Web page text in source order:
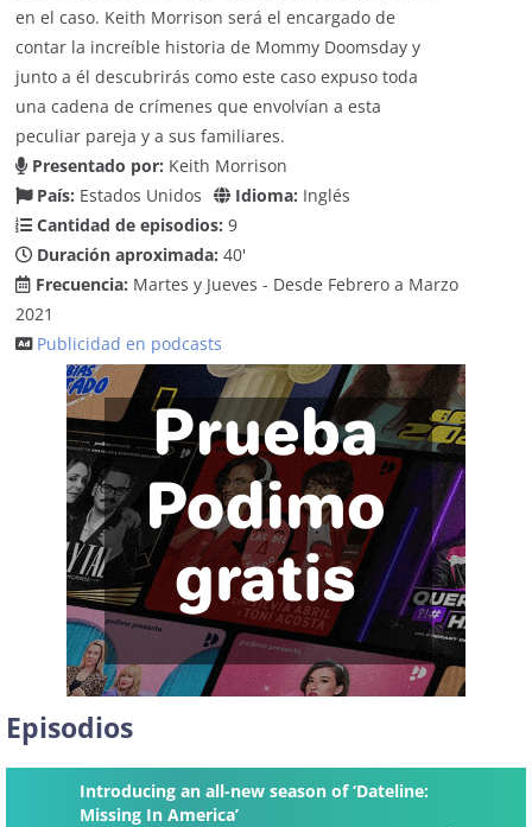
en el caso. Keith Morrison será el encargado de
contar la increíble historia de Mommy Doomsday y
junto a él descubrirás como este caso expuso toda
una cadena de crímenes que envolvían a esta
peculiar pareja y a sus familiares.
Presentado por: Keith Morrison
País: Estados Unidos Idioma: Inglés
Cantidad de episodios: 9
Duración aproximada: 40'
Frecuencia: Martes y Jueves - Desde Febrero a Marzo
2021
Publicidad en podcasts
Episodios
Introducing an all-new season of ‘Dateline:
Missing In America’